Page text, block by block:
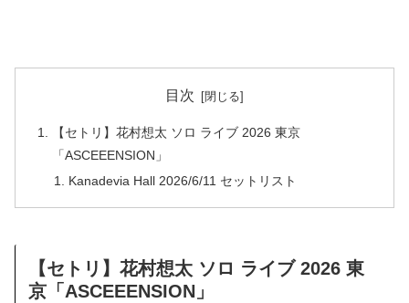
目次
【セトリ】花村想太 ソロ ライブ 2026 東京
「ASCEEENSION」
Kanadevia Hall 2026/6/11 セットリスト
【セトリ】花村想太 ソロ ライブ 2026 東
京「ASCEEENSION」